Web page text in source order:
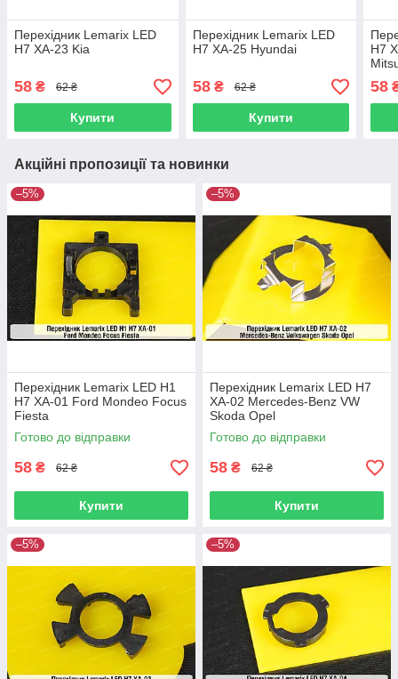
Перехідник Lemarix LED
H7 XA-23 Kia
58 ₴ 62 ₴
Купити
Перехідник Lemarix LED
H7 XA-25 Hyundai
58₴ 62 ₴
Купити
H7
58
Акційні пропозиції та новинки
–5%
Перехідник Lemarix LED H1
H7 XA-01 Ford Mondeo Focus
Fiesta
Готово до відправки
58 ₴ 62 ₴
Купити
–5%
Перехідник Lemarix LED H7
XA-02 Mercedes-Benz VW
Skoda Opel
Готово до відправки
58 ₴ 62 ₴
Купити
–5% –5%